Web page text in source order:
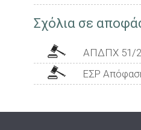
Σχόλια σε
ΑΠΔΠΧ 51/
ΕΣΡ